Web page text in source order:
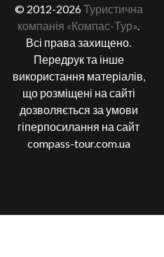
© 2012-2026Туристична
компанія «Компас-Тур».
Всі права захищено.
Передрук та інше
використання матеріалів,
що розміщені на сайті
дозволяється за умови
гіперпосилання на сайт
compass-tour.com.ua